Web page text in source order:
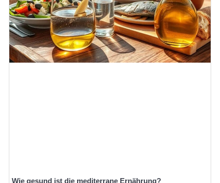
Wie gesund ist die mediterrane Ernährung?